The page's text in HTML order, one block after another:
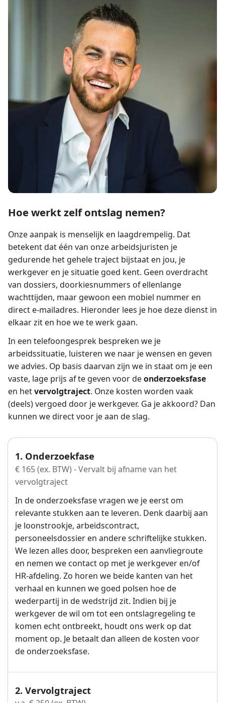
Hoe werkt zelf ontslag nemen?
Onze aanpak is menselijk en laagdrempelig. Dat
betekent dat één van onze arbeidsjuristen je
gedurende het gehele traject bijstaat en jou, je
werkgever en je situatie goed kent. Geen overdracht
van dossiers, doorkiesnummers of ellenlange
wachttijden, maar gewoon een mobiel nummer en
direct e-mailadres. Hieronder lees je hoe deze dienst in
elkaar zit en hoe we te werk gaan.
In een telefoongesprek bespreken we je
arbeidssituatie, luisteren we naar je wensen en geven
we advies. Op basis daarvan zijn we in staat om je een
vaste, lage prijs af te geven voor deonderzoeksfase
en hetvervolgtraject. Onze kosten worden vaak
(deels) vergoed door je werkgever. Ga je akkoord? Dan
kunnen we direct voor je aan de slag.
1. Onderzoekfase
€ 165 (ex. BTW) - Vervalt bij afname van het
vervolgtraject
In de onderzoeksfase vragen we je eerst om
relevante stukken aan te leveren. Denk daarbij aan
je loonstrookje, arbeidscontract,
personeelsdossier en andere schriftelijke stukken.
We lezen alles door, bespreken een aanvliegroute
en nemen we contact op met je werkgever en/of
HR-afdeling. Zo horen we beide kanten van het
verhaal en kunnen we goed polsen hoe de
wederpartij in de wedstrijd zit. Indien bij je
werkgever de wil om tot een ontslagregeling te
komen echt ontbreekt, houdt ons werk op dat
moment op. Je betaalt dan alleen de kosten voor
de onderzoeksfase.
2. Vervolgtraject